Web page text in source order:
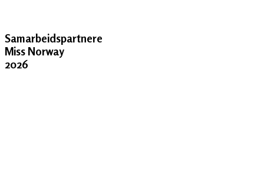
Samarbeidspartnere
Miss Norway
2026